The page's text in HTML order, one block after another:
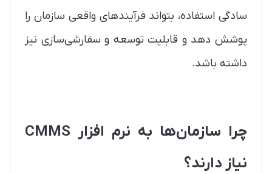
سادگی استفاده، بتواند فرآیندهای واقعی سازمان را
پوشش دهد و قابلیت توسعه و سفارشی‌سازی نیز
داشته باشد.
چرا سازمان‌ها به نرم افزار CMMS
نیاز دارند؟